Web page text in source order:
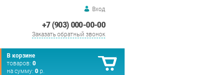
Вход
+7 (903) 000-00-00
Заказать обратный звонок
В корзине
товаров: 0
на сумму: 0 р.